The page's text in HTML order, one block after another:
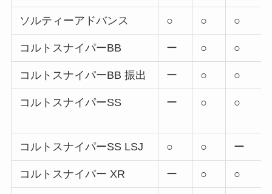
ソルティーアドバンス ○ ○ ○
コルトスナイパーBB ー ○ ○
コルトスナイパーBB 振出 ー ○ ○
コルトスナイパーSS ー ○ ○
コルトスナイパーSS LSJ ○ ○ ー
コルトスナイパー XR ー ○ ○